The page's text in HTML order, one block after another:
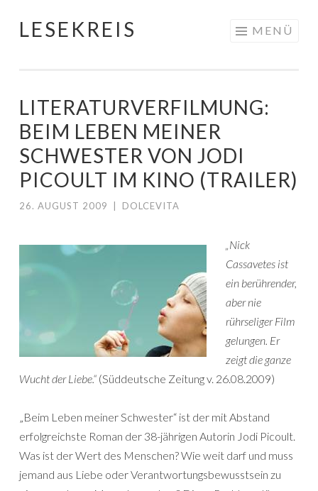
Springe
LESEKREIS MENÜ
LITERATURVERFILMUNG:
BEIM LEBEN MEINER
SCHWESTER VON JODI
PICOULT IM KINO (TRAILER)
26. AUGUST 2009 DOLCEVITA
„Nick
Cassavetes ist
ein berührender,
aber nie
rührseliger Film
gelungen. Er
zeigt die ganze
Wucht der Liebe.“ (Süddeutsche Zeitung v. 26.08.2009)
„Beim Leben meiner Schwester“ ist der mit Abstand
erfolgreichste Roman der 38-jährigen Autorin Jodi Picoult.
Was ist der Wert des Menschen? Wie weit darf und muss
jemand aus Liebe oder Verantwortungsbewusstsein zu